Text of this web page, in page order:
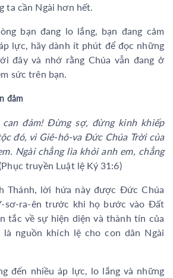
ta cần Ngài hơn hết.
bạn đang lo lắng, bạn đang cảm
lực, hãy dành ít phút để đọc những
đây và nhớ rằng Chúa vẫn đang ở
sức trên bạn.
đảm
can đảm! Đừng sợ, đừng kinh khiếp
đó, vì Giê-hô-va Đức Chúa Trời của
Ngài chẳng lìa khỏi anh em, chẳng
truyền Luật lệ Ký 31:6)
Thánh, lời hứa này được Đức Chúa
sơ-ra-ên trước khi họ bước vào Đất
tắc về sự hiện diện và thành tín của
nguồn khích lệ cho con dân Ngài
đến nhiều áp lực, lo lắng và những